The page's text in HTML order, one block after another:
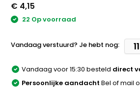
€ 4,15
22 Op voorraad
Vandaag verstuurd? Je hebt nog:
Vandaag voor 15:30 besteld direct
Persoonlijke aandacht Bel of mail